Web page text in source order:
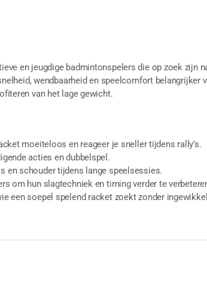
en jeugdige badmintonspelers die op zoek zijn
wendbaarheid en speelcomfort belangrijker
van het lage gewicht.
moeiteloos en reageer je sneller tijdens rally’s.
acties en dubbelspel.
en schouder tijdens lange speelsessies.
om hun slagtechniek en timing verder te
een soepel spelend racket zoekt zonder